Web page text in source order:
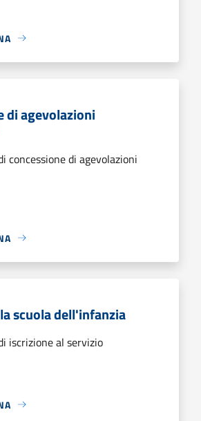
di agevolazioni
concessione di agevolazioni
scuola dell'infanzia
iscrizione al servizio